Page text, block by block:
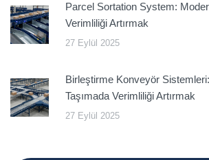
Parcel Sortation System:
Verimliliği Artırmak
27 Eylül 2025
Birleştirme Konveyör
Taşımada Verimliliği Artırmak
27 Eylül 2025